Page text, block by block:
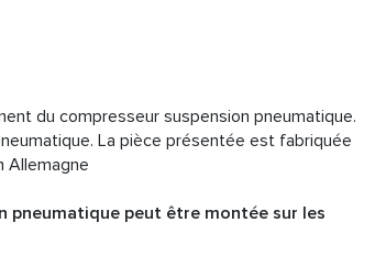
du compresseur suspension pneumatique.
La pièce présentée est fabriquée
Allemagne
pneumatique peut être montée sur les